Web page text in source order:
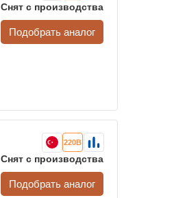
Снят с производства
Подобрать аналог
220В
Снят с производства
Подобрать аналог